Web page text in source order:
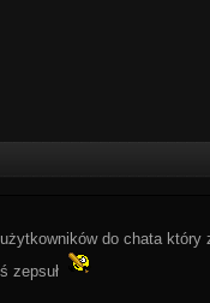
do chata
zepsuł